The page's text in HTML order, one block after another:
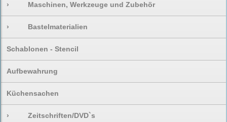
› Maschinen, Werkzeuge und Zubehör
› Bastelmaterialien
Schablonen - Stencil
Aufbewahrung
Küchensachen
› Zeitschriften/DVD`s